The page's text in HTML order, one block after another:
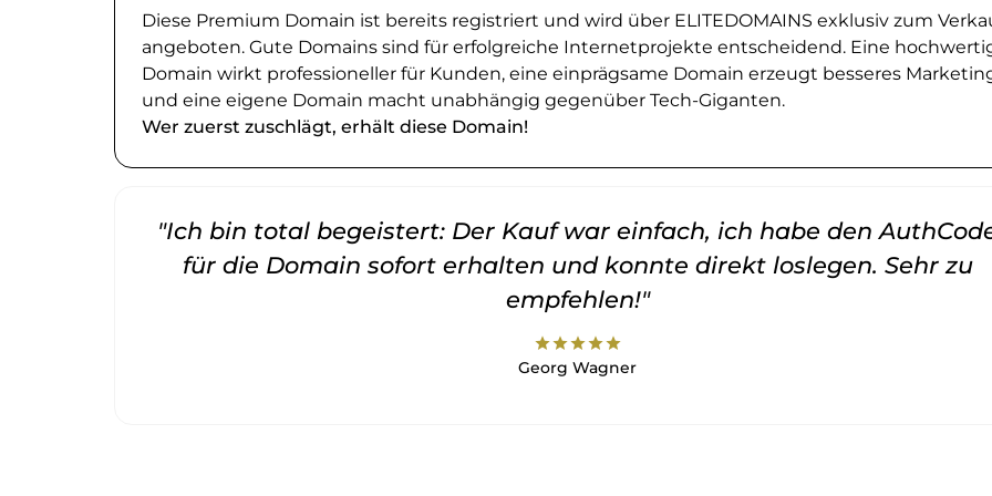
Diese Premium Domain ist bereits registriert und wird über ELITEDOMAINS exklusiv zum
angeboten. Gute Domains sind für erfolgreiche Internetprojekte entscheidend. Eine
Domain wirkt professioneller für Kunden, eine einprägsame Domain erzeugt besseres
und eine eigene Domain macht unabhängig gegenüber Tech-Giganten.
Wer zuerst zuschlägt, erhält diese Domain!
"Ich bin total begeistert: Der Kauf war einfach, ich habe den
für die Domain sofort erhalten und konnte direkt loslegen. Sehr zu
empfehlen!"
starstarstarstarstar
Georg Wagner